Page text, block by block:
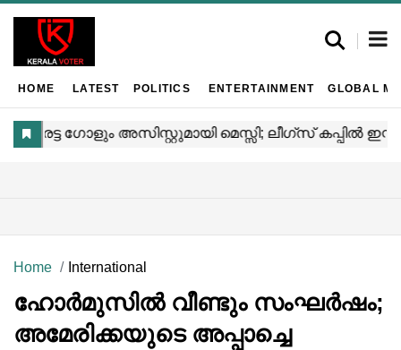
HOME LATEST POLITICS ENTERTAINMENT GLOBAL
Home International
ഹോർമുസിൽ വീണ്ടും സംഘർഷം;
അമേരിക്കയുടെ അപ്പാച്ചെ